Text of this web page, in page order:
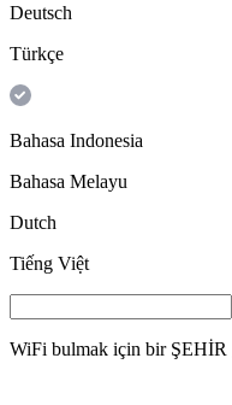
Deutsch
Türkçe
Bahasa Indonesia
Bahasa Melayu
Dutch
Tiếng Việt
WiFi bulmak için bir ŞEHİR